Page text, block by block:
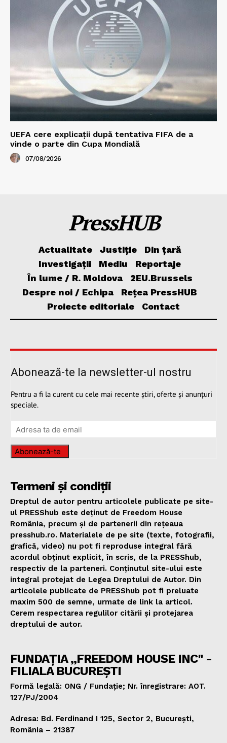
UEFA cere explicații după tentativa FIFA de a
vinde o parte din Cupa Mondială
07/08/2026
PressHUB
Actualitate Justiție
Din țară
Investigații
Mediu
Reportaje
În lume / R. Moldova
2EU.Brussels
Despre noi / Echipa
Rețea PressHUB
Proiecte editoriale
Contact
Abonează-te la newsletter-ul nostru
Pentru a fi la curent cu cele mai recente știri, oferte și anunțuri
speciale.
Abonează-te
Termeni și condiții
Dreptul de autor pentru articolele publicate pe site-
ul PRESShub este deținut de Freedom House
România, precum și de partenerii din rețeaua
presshub.ro. Materialele de pe site (texte, fotografii,
grafică, video) nu pot fi reproduse integral fără
acordul obținut explicit, în scris, de la PRESShub,
respectiv de la parteneri. Conținutul site-ului este
integral protejat de Legea Dreptului de Autor. Din
articolele publicate de PRESShub pot fi preluate
maxim 500 de semne, urmate de link la articol.
Cerem respectarea regulilor citării și protejarea
dreptului de autor.
FUNDAȚIA „FREEDOM HOUSE INC" -
FILIALA BUCUREȘTI
Formă legală: ONG / Fundație; Nr. înregistrare: AOT.
127/PJ/2004
Adresa: Bd. Ferdinand I 125, Sector 2, București,
România – 21387